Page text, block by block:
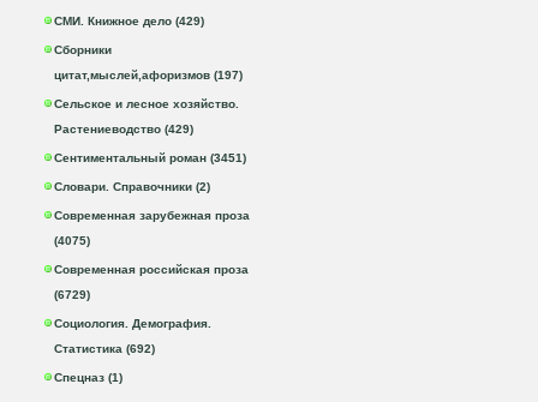
СМИ. Книжное дело (429)
Сборники
цитат,мыслей,афоризмов (197)
Сельское и лесное хозяйство.
Растениеводство (429)
Сентиментальный роман (3451)
Словари. Справочники (2)
Современная зарубежная проза
(4075)
Современная российская проза
(6729)
Социология. Демография.
Статистика (692)
Спецназ (1)